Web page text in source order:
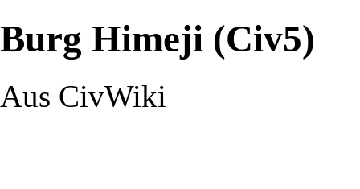
Burg Himeji (Civ5)
Aus CivWiki